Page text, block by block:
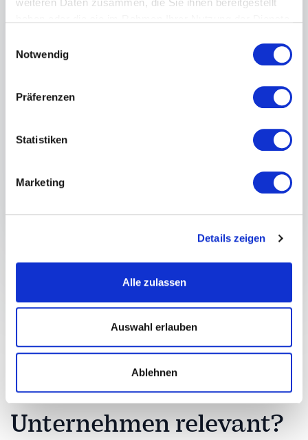
weiteren Daten zusammen, die Sie ihnen bereitgestellt
Notwendig
Präferenzen
Statistiken
Marketing
Details zeigen
Alle zulassen
Auswahl erlauben
Ablehnen
Was zeichnet
Grenzerfahrungen aus
und warum ist das
Thema für Ihr
Unternehmen relevant?